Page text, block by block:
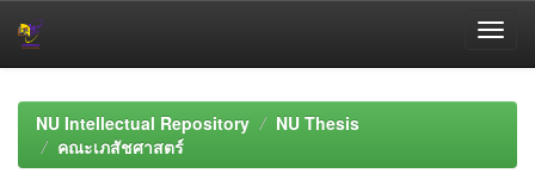
navigationNU Intellectual Repository
NU Thesis
คณะเภสัชศาสตร์